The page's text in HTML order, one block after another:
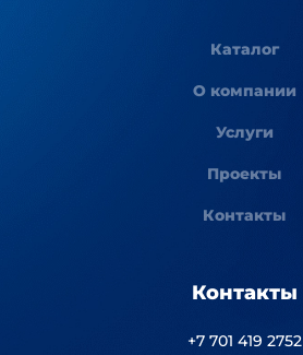
Каталог
О компании
Услуги
Проекты
Контакты
Контакты
+7 701 419 2752